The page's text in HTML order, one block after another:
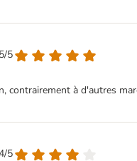
5
contrairement à d'autres
5